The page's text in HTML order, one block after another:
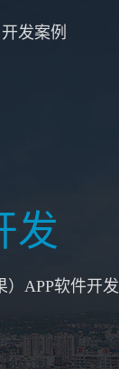
开发案例
发
APP软件开发